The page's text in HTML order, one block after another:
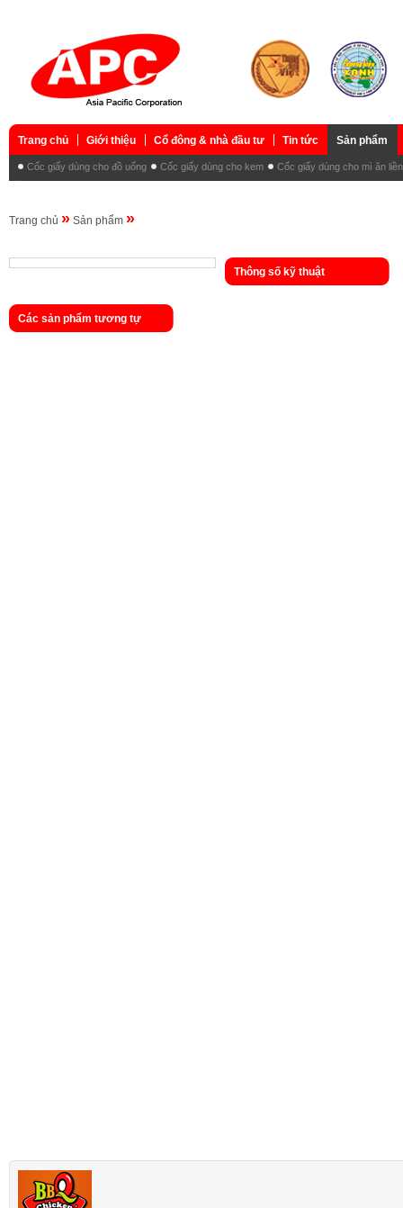
Trang chủ Giới thiệu Cổ đông & nhà đầu tư Tin tức Sản phẩm
Cốc giấy dùng cho đồ uống Cốc giấy dùng cho kem Cốc giấy dùng cho mì ăn liền
Trang chủ » Sản phẩm »
Thông số kỹ thuật
Các sản phẩm tương tự